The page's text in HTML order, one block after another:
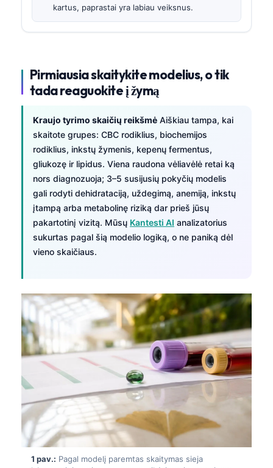
kartus, paprastai yra labiau veiksnus.
Pirmiausia skaitykite modelius, o tik
tada reaguokite į žymą
Kraujo tyrimo skaičių reikšmė Aiškiau tampa, kai
skaitote grupes: CBC rodiklius, biochemijos
rodiklius, inkstų žymenis, kepenų fermentus,
gliukozę ir lipidus. Viena raudona vėliavėlė retai ką
nors diagnozuoja; 3–5 susijusių pokyčių modelis
gali rodyti dehidrataciją, uždegimą, anemiją, inkstų
įtampą arba metabolinę riziką dar prieš jūsų
pakartotinį vizitą. Mūsų Kantesti AI analizatorius
sukurtas pagal šią modelio logiką, o ne paniką dėl
vieno skaičiaus.
1 pav.: Pagal modelį paremtas skaitymas sieja